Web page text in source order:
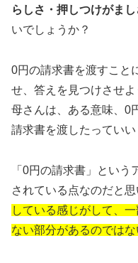
らしさ・押しつけがまし
いでしょうか？
0円の請求書を渡すこと
せ、答えを見つけさせ
母さんは、ある意味、0
請求書を渡したっていい
「0円の請求書」とい
されている点なのだと思
している感じがして、
ない部分があるのでは